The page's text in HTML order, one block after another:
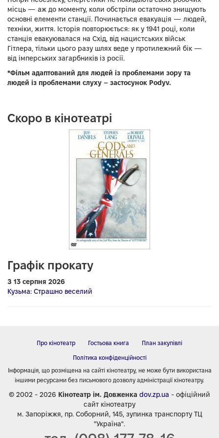
місць — аж до моменту, коли обстріли остаточно знищують
основні елементи станції. Починається евакуація — людей,
техніки, життя. Історія повторюється: як у 1941 році, коли
станція евакуювалася на Схід, від нацистських військ
Гітлера, тільки цього разу шлях веде у протилежний бік —
від імперських загарбників із росії.
*Фільм адаптований для людей із проблемами зору та
людей із проблемами слуху – застосунок Podyv.
Скоро в кінотеатрі
Графік прокату
З 13 серпня 2026
Кузьма: Страшно веселий
Про кінотеатр Гостьова книга План закупівлі
Політика конфіденційності
Інформація, що розміщена на сайті кінотеатру, не може бути використана
іншими ресурсами без письмового дозволу адміністрації кінотеатру.
© 2002 - 2026 Кінотеатр ім. Довженка dov.zp.ua - офіційний
сайт кінотеатру
м. Запоріжжя, пр. Соборний, 145, зупинка транспорту ТЦ
"Україна".